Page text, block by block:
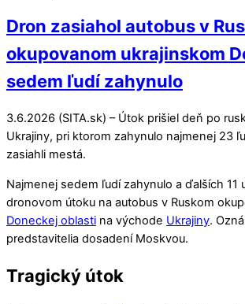
Dron zasiahol autobus v
okupovanom ukrajinskom
sedem ľudí zahynulo
3.6.2026 (SITA.sk) – Útok prišiel deň po
Ukrajiny, pri ktorom zahynulo najmenej 23
zasiahli mestá.
Najmenej sedem ľudí zahynulo a ďalších 11
dronovom útoku na autobus v Ruskom
Doneckej oblasti na východe Ukrajiny.
predstavitelia dosadení Moskvou.
Tragický útok